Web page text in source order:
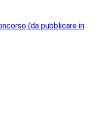
(da pubblicare in